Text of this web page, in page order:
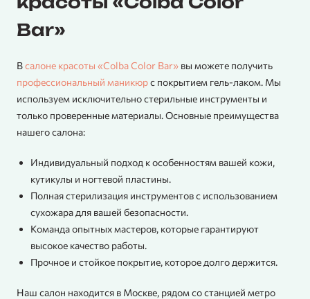
Bar»
Всалоне красоты «Colba Color Bar» вы можете получить
профессиональный маникюрс покрытием гель-лаком. Мы
используем исключительно стерильные инструменты и
только проверенные материалы. Основные преимущества
нашего салона:
Индивидуальный подход к особенностям вашей кожи,
кутикулы и ногтевой пластины.
Полная стерилизация инструментов с использованием
сухожара для вашей безопасности.
Команда опытных мастеров, которые гарантируют
высокое качество работы.
Прочное и стойкое покрытие, которое долго держится.
Наш салон находится в Москве, рядом со станцией метро